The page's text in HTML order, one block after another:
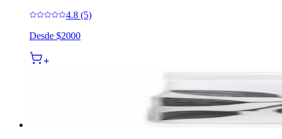
4.8 (5)
Desde $2000